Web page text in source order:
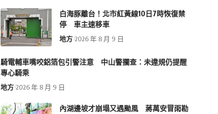
白海豚離台！北市紅黃線10日7時恢復禁
停 車主速移車
地方 2026 年 8 月 9 日
騎電輔車嘴咬鋁箔包引警注意 中山警攔查：未違規仍提醒
專心騎乘
地方 2026 年 8 月 9 日
內湖邊坡才崩塌又遇颱風 蔣萬安冒雨勘